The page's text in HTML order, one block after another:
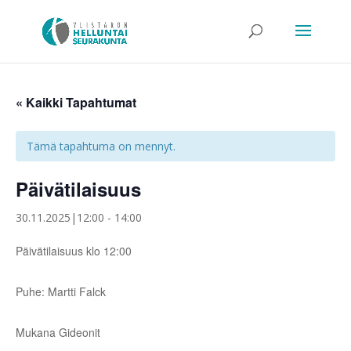
« Kaikki Tapahtumat
Tämä tapahtuma on mennyt.
Päivätilaisuus
30.11.2025|12:00 - 14:00
Päivätilaisuus klo 12:00
Puhe: Martti Falck
Mukana Gideonit